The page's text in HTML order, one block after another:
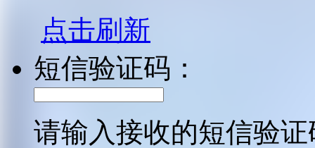
点击刷新
短信验证码：
请输入接收的短信验证